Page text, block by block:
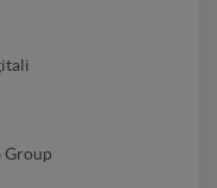
Group